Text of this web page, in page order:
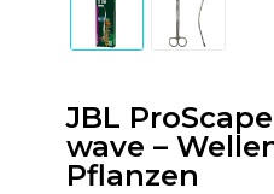
JBL
wave –
Pflanzen